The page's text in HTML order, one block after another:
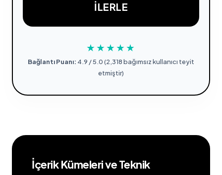
İLERLE
★★★★★
Bağlantı Puanı: 4.9 / 5.0 (2,318 bağımsız kullanıcı teyit
etmiştir)
İçerik Kümeleri ve Teknik